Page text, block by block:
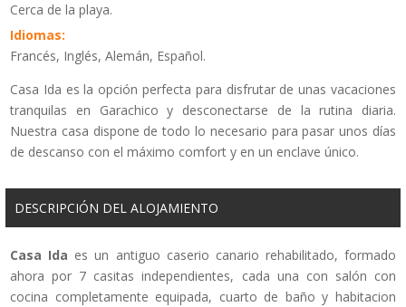
Cerca de la playa.
Idiomas:
Francés, Inglés, Alemán, Español.
Casa Ida es la opción perfecta para disfrutar de unas vacaciones
tranquilas en Garachico y desconectarse de la rutina diaria.
Nuestra casa dispone de todo lo necesario para pasar unos días
de descanso con el máximo comfort y en un enclave único.
DESCRIPCIÓN DEL ALOJAMIENTO
Casa Ida es un antiguo caserio canario rehabilitado, formado
ahora por 7 casitas independientes, cada una con salón con
cocina completamente equipada, cuarto de baño y habitacion